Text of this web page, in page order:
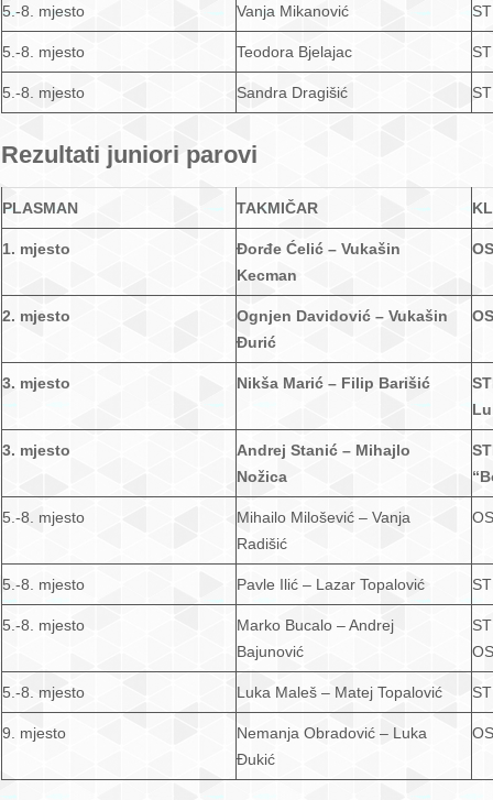
5.-8. mjesto Vanja Mikanović
5.-8. mjesto Teodora Bjelajac
5.-8. mjesto Sandra Dragišić
Rezultati juniori parovi
PLASMAN TAKMIČAR
1. mjesto
Đorđe Ćelić – Vukašin
Kecman
2. mjesto
Ognjen Davidović – Vukašin
Đurić
3. mjesto Nikša Marić – Filip Barišić
3. mjesto
Andrej Stanić – Mihajlo
Nožica
5.-8. mjesto
Mihailo Milošević – Vanja
Radišić
5.-8. mjesto Pavle Ilić – Lazar Topalović
5.-8. mjesto
Marko Bucalo – Andrej
Bajunović
5.-8. mjesto Luka Maleš – Matej Topalović
9. mjesto
Nemanja Obradović – Luka
Đukić